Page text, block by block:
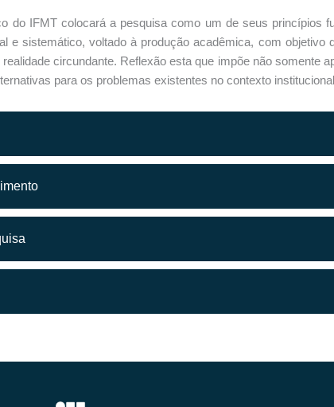
do IFMT colocará a pesquisa como um de seus princípios
e sistemático, voltado à produção acadêmica, com
circundante. Reflexão esta que impõe não somente
para os problemas existentes no contexto